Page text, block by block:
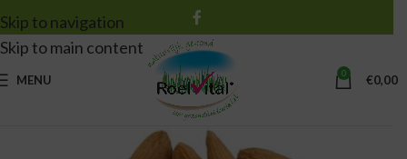
Skip to navigation
Skip to main content
MENU 0 €0,00